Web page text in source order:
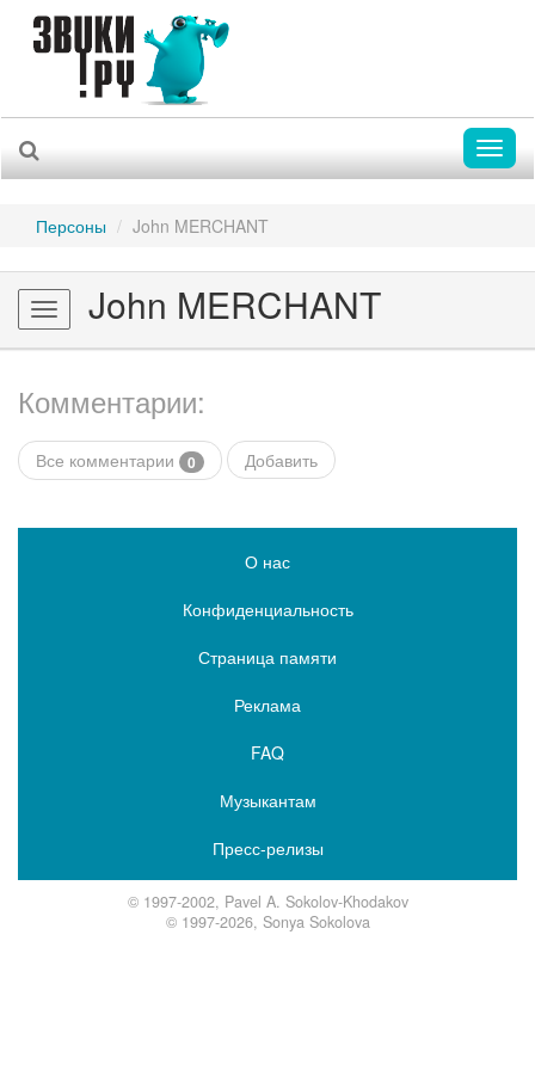
Персоны John MERCHANT
Toggle
navigation
John MERCHANT
Комментарии:
Все комментарии 0 Добавить
О нас
Конфиденциальность
Страница памяти
Реклама
FAQ
Музыкантам
Пресс-релизы
© 1997-2002, Pavel A. Sokolov-Khodakov
© 1997-2026, Sonya Sokolova